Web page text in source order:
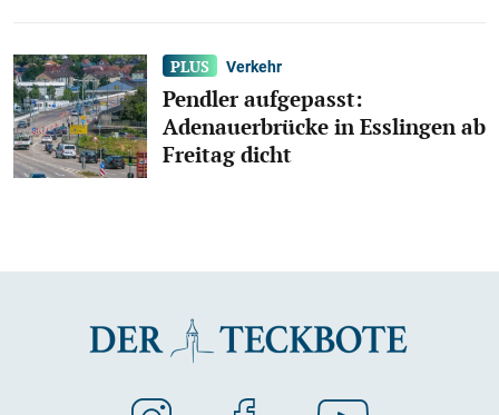
Verkehr
Pendler aufgepasst:
Adenauerbrücke in Esslingen ab
Freitag dicht